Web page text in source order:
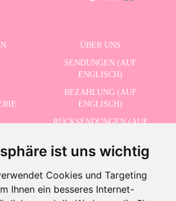
ist uns wichtig
Cookies und Targeting
Ihnen ein besseres Internet-
ÜBER UNS
SENDUNGEN (AUF
ENGLISCH)
BEZAHLUNG (AUF
ENGLISCH)
RÜCKSENDUNGEN (AUF
KONTAKT
NEUESTEN NACHRICHTEN AUF ENGLISCH